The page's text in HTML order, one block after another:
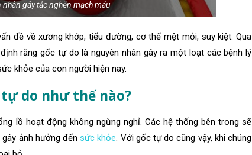
nhân gây tắc nghẽn mạch máu
đề về xương khớp, tiểu đường, cơ thể mệt mỏi, suy kiệt. Qua
rằnggốc tự do là nguyên nhân gây ra một loạt các bệnh lý
khỏe của con người hiện nay.
do như thế nào?
lồ hoạt động không ngừng nghỉ. Các hệ thống bên trong sẽ
gây ảnh hưởng đếnsức khỏe . Với gốc tự do cũng vậy, khi chúng